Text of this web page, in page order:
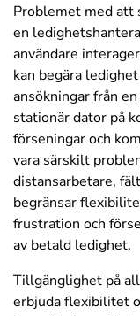
Problemet med att
en
användare
kan begära
ansökningar från
stationär dator på
förseningar och
vara särskilt
distansarbetare,
begränsar
frustration och
av betald ledighet.
Tillgänglighet på
erbjuda flexibilitet